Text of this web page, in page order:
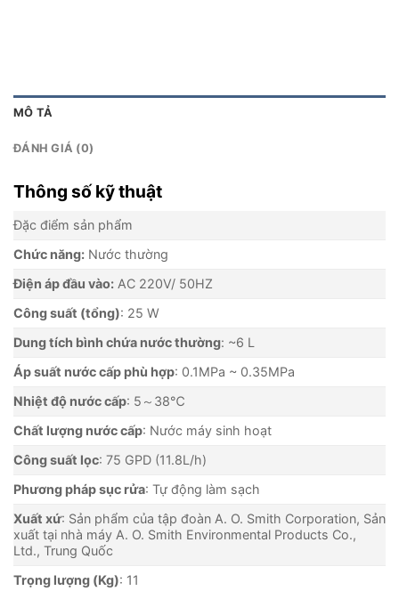
MÔ TẢ
ĐÁNH GIÁ (0)
Thông số kỹ thuật
Đặc điểm sản phẩm
Chức năng: Nước thường
Điện áp đầu vào: AC 220V/ 50HZ
Công suất (tổng): 25 W
Dung tích bình chứa nước thường: ~6 L
Áp suất nước cấp phù hợp: 0.1MPa ~ 0.35MPa
Nhiệt độ nước cấp: 5～38℃
Chất lượng nước cấp: Nước máy sinh hoạt
Công suất lọc: 75 GPD (11.8L/h)
Phương pháp sục rửa: Tự động làm sạch
Xuất xứ: Sản phẩm của tập đoàn A. O. Smith Corporation, Sản
xuất tại nhà máy A. O. Smith Environmental Products Co.,
Ltd., Trung Quốc
Trọng lượng (Kg): 11